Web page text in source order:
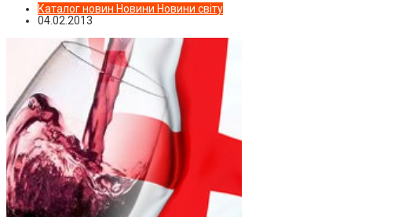
Каталог новин Новини Новини світу
04.02.2013